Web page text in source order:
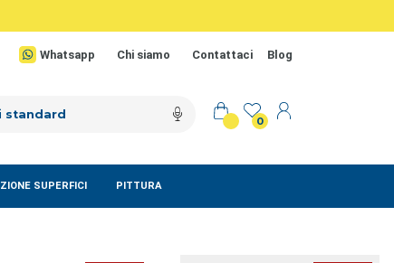
Whatsapp Chi siamo Contattaci Blog
0
SUPERFICI PITTURA